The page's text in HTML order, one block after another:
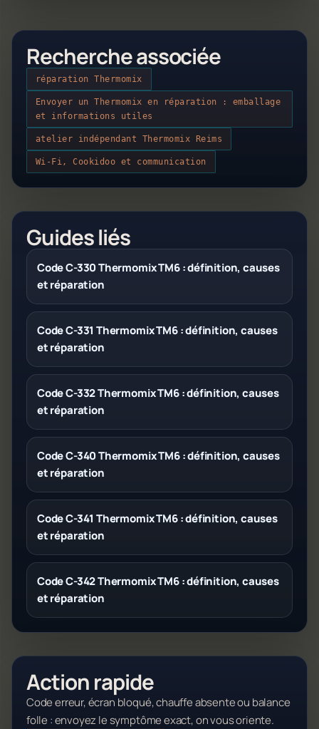
Recherche associée
réparation Thermomix
Envoyer un Thermomix en réparation : emballage
et informations utiles
atelier indépendant Thermomix Reims
Wi-Fi, Cookidoo et communication
Guides liés
Code C-330 Thermomix TM6 : définition, causes
et réparation
Code C-331 Thermomix TM6 : définition, causes
et réparation
Code C-332 Thermomix TM6 : définition, causes
et réparation
Code C-340 Thermomix TM6 : définition, causes
et réparation
Code C-341 Thermomix TM6 : définition, causes
et réparation
Code C-342 Thermomix TM6 : définition, causes
et réparation
Action rapide
Code erreur, écran bloqué, chauffe absente ou balance
folle : envoyez le symptôme exact, on vous oriente.